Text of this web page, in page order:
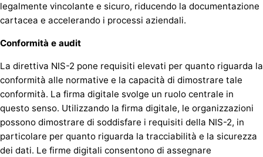
legalmente vincolante e sicuro, riducendo la documentazione
cartacea e accelerando i processi aziendali.
Conformità e audit
La direttiva NIS-2 pone requisiti elevati per quanto riguarda la
conformità alle normative e la capacità di dimostrare tale
conformità. La firma digitale svolge un ruolo centrale in
questo senso. Utilizzando la firma digitale, le organizzazioni
possono dimostrare di soddisfare i requisiti della NIS-2, in
particolare per quanto riguarda la tracciabilità e la sicurezza
dei dati. Le firme digitali consentono di assegnare